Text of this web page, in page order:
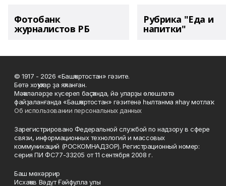
Фотобанк
журналистов РБ
Рубрика "Еда и
напитки"
© 1917 - 2026 «Башҡортостан» гәзите.
Бөтә хоҡуҡтар ҙа яҡланған.
Мәҡәләләрҙе күсереп баҫҡанда, йә уларҙы өлөшләтә
файҙаланғанда «Башҡортостан» гәзитенә һылтанма яһау мотлаҡ.
Об использовании персональных данных
Зарегистрировано Федеральной службой по надзору в сфере
связи, информационных технологий и массовых
коммуникаций (РОСКОМНАДЗОР). Регистрационный номер:
серия ПИ ФС77-33205 от 11 сентября 2008 г.
Баш мөхәррир
Исхаҡов Вәдүт Ғәйфулла улы